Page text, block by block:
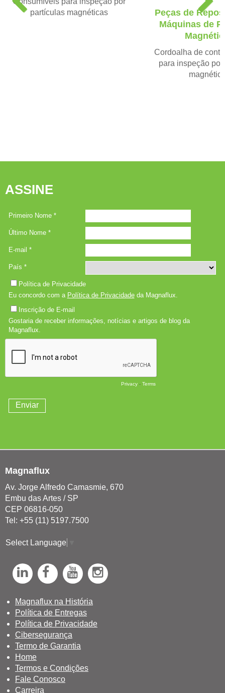
partículas magnéticas
Peças de
Máquinas de
Cordoalha de
para inspeção
r
e
x
ASSINE
Magnaflux
Av. Jorge Alfredo Camasmie, 670
Embu das Artes / SP
CEP 06816-050
Tel: +55 (11) 5197.7500
Select Language
L
n
k
e
d
I
n
F
a
c
e
b
o
o
k
Y
u
T
b
e
I
Magnaflux na História
Política de Entregas
Política de Privacidade
Cibersegurança
Termo de Garantia
Home
Termos e Condições
Fale Conosco
Carreira